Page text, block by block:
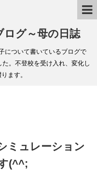
ログ～母の日誌
について書いているブログで
。不登校を受け入れ、変化し
ます。
ミュレーション
(^^;